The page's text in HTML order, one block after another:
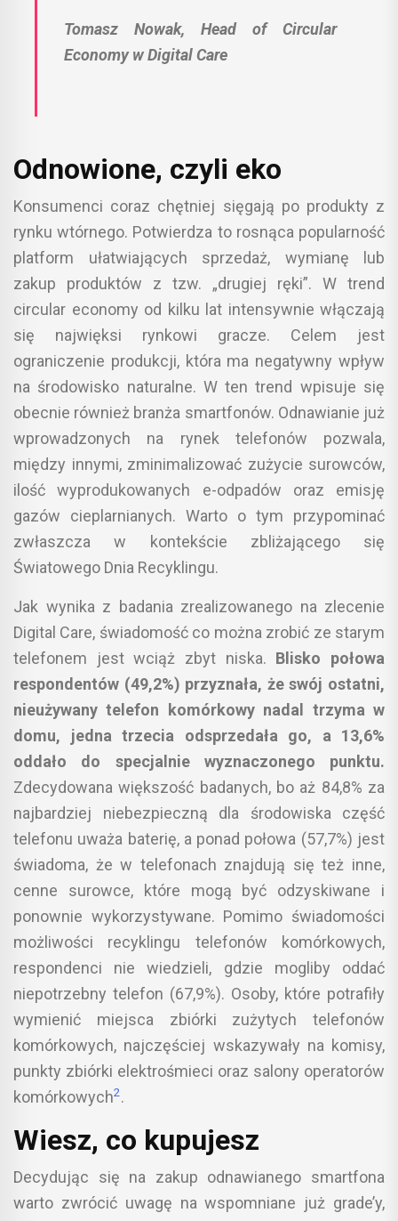
Tomasz Nowak, Head of Circular
Economy w Digital Care
Odnowione, czyli eko
Konsumenci coraz chętniej sięgają po produkty z
rynku wtórnego. Potwierdza to rosnąca popularność
platform ułatwiających sprzedaż, wymianę lub
zakup produktów z tzw. „drugiej ręki”. W trend
circular economy od kilku lat intensywnie włączają
się najwięksi rynkowi gracze. Celem jest
ograniczenie produkcji, która ma negatywny wpływ
na środowisko naturalne. W ten trend wpisuje się
obecnie również branża smartfonów. Odnawianie już
wprowadzonych na rynek telefonów pozwala,
między innymi, zminimalizować zużycie surowców,
ilość wyprodukowanych e-odpadów oraz emisję
gazów cieplarnianych. Warto o tym przypominać
zwłaszcza w kontekście zbliżającego się
Światowego Dnia Recyklingu.
Jak wynika z badania zrealizowanego na zlecenie
Digital Care, świadomość co można zrobić ze starym
telefonem jest wciąż zbyt niska. Blisko połowa
respondentów (49,2%) przyznała, że swój ostatni,
nieużywany telefon komórkowy nadal trzyma w
domu, jedna trzecia odsprzedała go, a 13,6%
oddało do specjalnie wyznaczonego punktu.
Zdecydowana większość badanych, bo aż 84,8% za
najbardziej niebezpieczną dla środowiska część
telefonu uważa baterię, a ponad połowa (57,7%) jest
świadoma, że w telefonach znajdują się też inne,
cenne surowce, które mogą być odzyskiwane i
ponownie wykorzystywane. Pomimo świadomości
możliwości recyklingu telefonów komórkowych,
respondenci nie wiedzieli, gdzie mogliby oddać
niepotrzebny telefon (67,9%). Osoby, które potrafiły
wymienić miejsca zbiórki zużytych telefonów
komórkowych, najczęściej wskazywały na komisy,
punkty zbiórki elektrośmieci oraz salony operatorów
komórkowych2.
Wiesz, co kupujesz
Decydując się na zakup odnawianego smartfona
warto zwrócić uwagę na wspomniane już grade’y,